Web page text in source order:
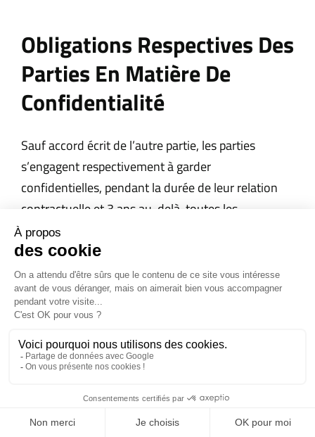
Obligations Respectives Des
Parties En Matière De
Confidentialité
Sauf accord écrit de l’autre partie, les parties
s’engagent respectivement à garder
confidentielles, pendant la durée de leur relation
contractuelle et 3 ans au-delà, toutes les
informations relatives ou détenus par l’autre partie,
dont elles auraient eu connaissance à l’occasion de
la conclusion et de l’exécution de leur relation
contractuelle.
documents :
connaissance ;
déjà publics lors de leur communication ou qui